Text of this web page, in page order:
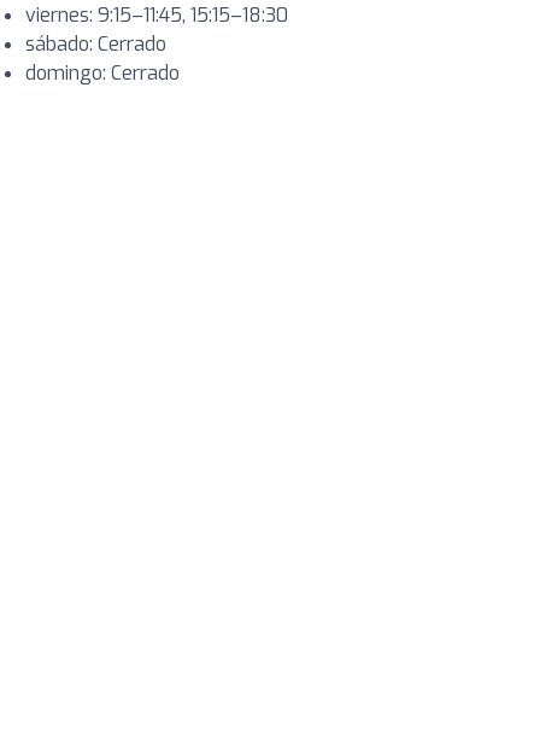
viernes: 9:15–11:45, 15:15–18:30
sábado: Cerrado
domingo: Cerrado